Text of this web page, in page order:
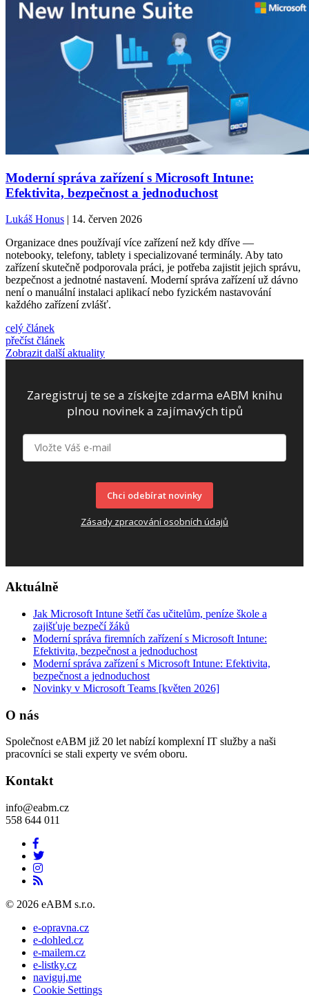
Moderní správa zařízení s Microsoft Intune:
Efektivita, bezpečnost a jednoduchost
Lukáš Honus | 14. červen 2026
Organizace dnes používají více zařízení než kdy dříve —
notebooky, telefony, tablety i specializované terminály. Aby tato
zařízení skutečně podporovala práci, je potřeba zajistit jejich správu,
bezpečnost a jednotné nastavení. Moderní správa zařízení už dávno
není o manuální instalaci aplikací nebo fyzickém nastavování
každého zařízení zvlášť.
celý článek
přečíst článek
Zobrazit další aktuality
Zaregistruj te se a získejte zdarma eABM knihu
plnou novinek a zajímavých tipů
Chci odebírat novinky
Zásady zpracování osobních údajů
Aktuálně
Jak Microsoft Intune šetří čas učitelům, peníze škole a
zajišťuje bezpečí žáků
Moderní správa firemních zařízení s Microsoft Intune:
Efektivita, bezpečnost a jednoduchost
Moderní správa zařízení s Microsoft Intune: Efektivita,
bezpečnost a jednoduchost
Novinky v Microsoft Teams [květen 2026]
O nás
Společnost eABM již 20 let nabízí komplexní IT služby a naši
pracovníci se stali experty ve svém oboru.
Kontakt
info@eabm.cz
558 644 011
© 2026 eABM s.r.o.
e-opravna.cz
e-dohled.cz
e-mailem.cz
e-listky.cz
naviguj.me
Cookie Settings